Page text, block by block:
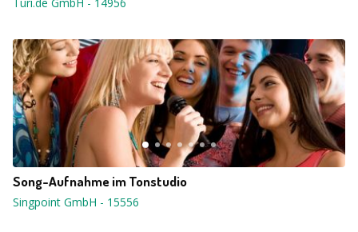
Song-Aufnahme im Tonstudio
Singpoint GmbH - 15556